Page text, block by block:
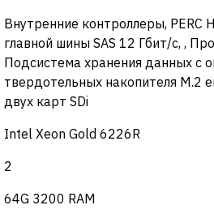
Внутренние контроллеры,
главной шины SAS 12 Гбит/с, ,
Подсистема хранения данных с
твердотельных накопителя M.2
двух карт SDi
Intel Xeon Gold 6226R
2
64G 3200 RAM